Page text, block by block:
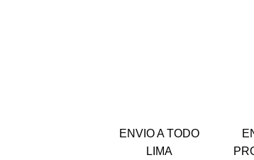
ENVIO A TODO
LIMA